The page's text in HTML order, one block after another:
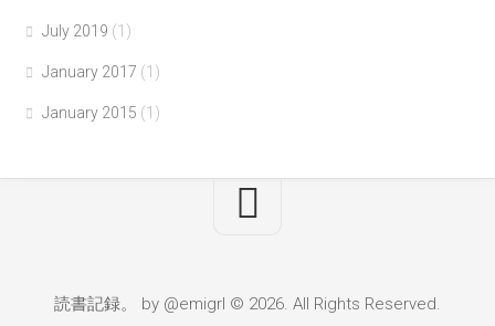
July 2019 (1)
January 2017 (1)
January 2015 (1)
読書記録。 by @emigrl © 2026. All Rights Reserved.